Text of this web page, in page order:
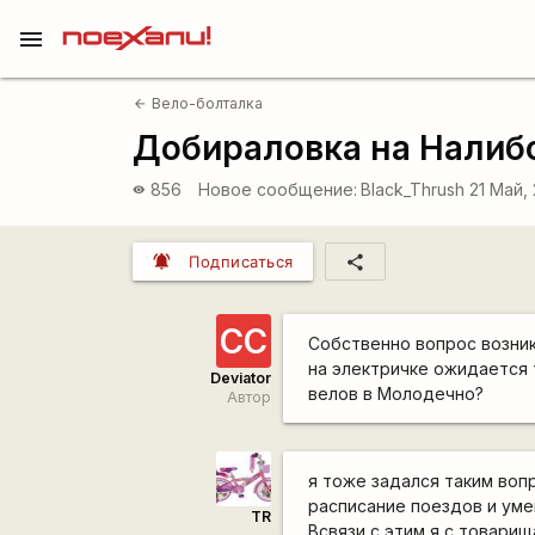
menu
arrow_back Вело-болталка
Добираловка на
visibility 856 Новое сообщение: Black_Thrush 21 Май,
notifications_active Подписаться share
СС
Deviator
Автор
Собственно вопрос
на электричке ожидается
велов в Молодечно?
TR
я тоже задался таким
расписание поездов и